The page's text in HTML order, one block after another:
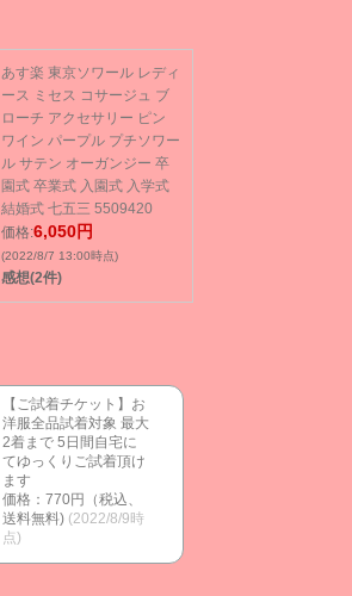
あす楽 東京ソワール レディ
ース ミセス コサージュ ブ
ローチ アクセサリー ピン
ワイン パープル プチソワー
ル サテン オーガンジー 卒
園式 卒業式 入園式 入学式
結婚式 七五三 5509420
価格:6,050円
(2022/8/7 13:00時点)
感想(2件)
【ご試着チケット】お
洋服全品試着対象 最大
2着まで 5日間自宅に
てゆっくりご試着頂け
ます
価格：770円（税込、
送料無料) (2022/8/9時
点)